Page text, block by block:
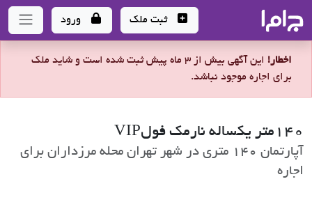
- سامانه جامع املاک و مشاورین املاک
ثبت ملک ورود
اخطار!
این آگهی بیش از 3 ماه پیش ثبت شده است و شاید ملک
برای اجاره موجود نباشد.
۱۴۰متر یکساله نارمک فولVIP
آپارتمان 140 متری در شهر تهران محله مرزداران برای
اجاره